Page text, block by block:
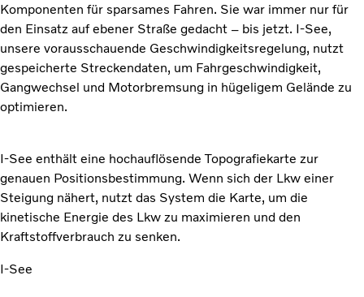
Komponenten für sparsames Fahren. Sie war immer nur für
den Einsatz auf ebener Straße gedacht – bis jetzt. I-See,
unsere vorausschauende Geschwindigkeitsregelung, nutzt
gespeicherte Streckendaten, um Fahrgeschwindigkeit,
Gangwechsel und Motorbremsung in hügeligem Gelände zu
optimieren.
I-See enthält eine hochauflösende Topografiekarte zur
genauen Positionsbestimmung. Wenn sich der Lkw einer
Steigung nähert, nutzt das System die Karte, um die
kinetische Energie des Lkw zu maximieren und den
Kraftstoffverbrauch zu senken.
I-See